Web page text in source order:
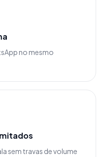
no mesmo
sem travas de volume